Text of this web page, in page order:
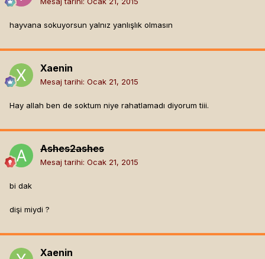
hayvana sokuyorsun yalnız yanlışlık olmasın
Xaenin
Mesaj tarihi: Ocak 21, 2015
Hay allah ben de soktum niye rahatlamadı diyorum tiii.
Ashes2ashes
Mesaj tarihi: Ocak 21, 2015
bi dak
dişi miydi ?
Xaenin